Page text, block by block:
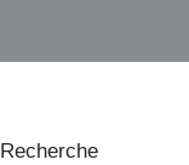
Recherche